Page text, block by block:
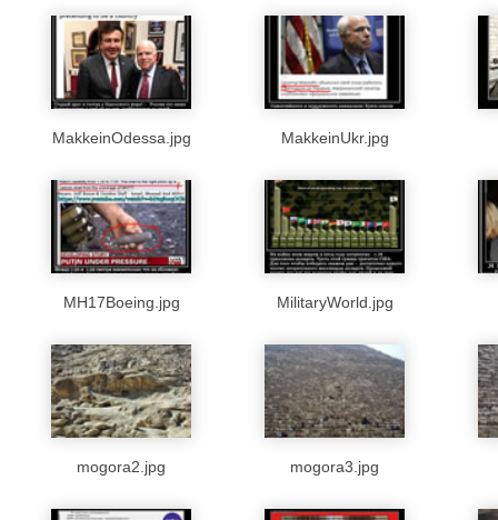
MakkeinOdessa.jpg MakkeinUkr.jpg
MH17Boeing.jpg MilitaryWorld.jpg
mogora2.jpg mogora3.jpg